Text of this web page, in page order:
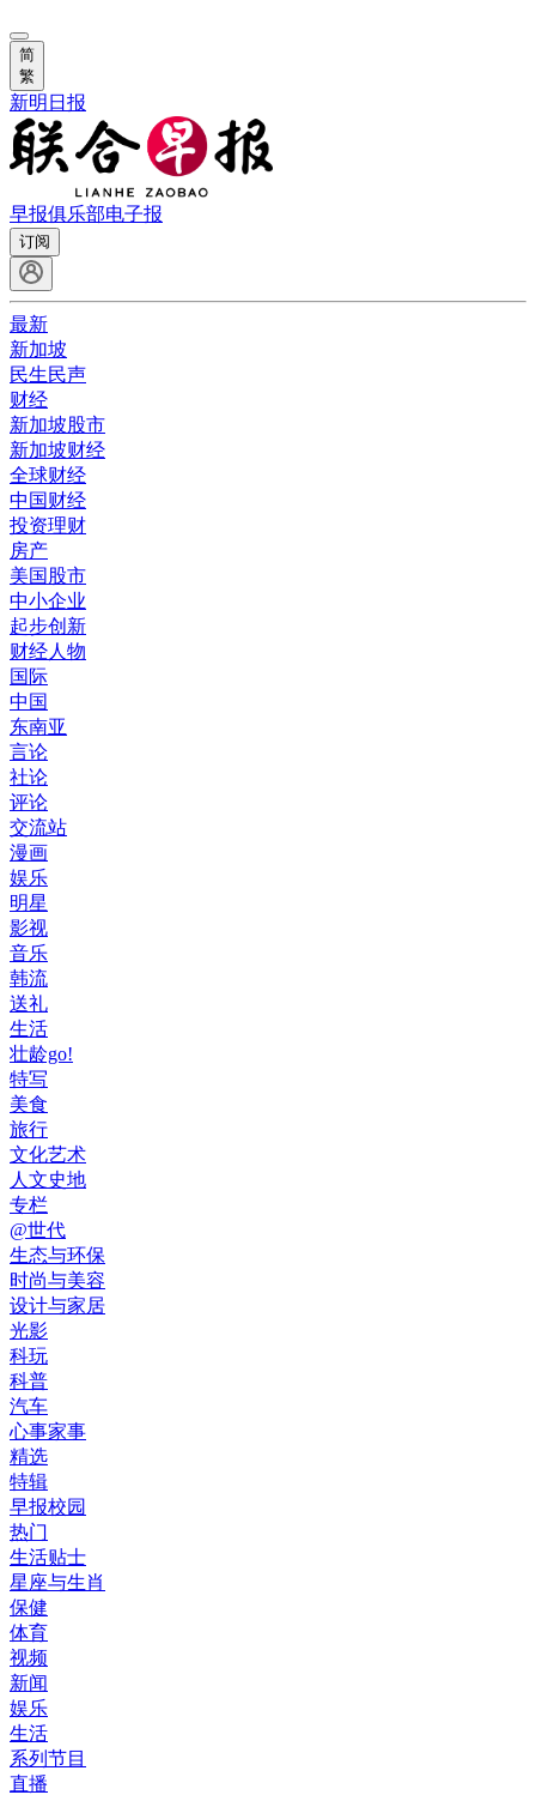
简
繁
新明日报
早报俱乐部电子报
订阅
最新
新加坡
民生民声
财经
新加坡股市
新加坡财经
全球财经
中国财经
投资理财
房产
美国股市
中小企业
起步创新
财经人物
国际
中国
东南亚
言论
社论
评论
交流站
漫画
娱乐
明星
影视
音乐
韩流
送礼
生活
壮龄go!
特写
美食
旅行
文化艺术
人文史地
专栏
@世代
生态与环保
时尚与美容
设计与家居
光影
科玩
科普
汽车
心事家事
精选
特辑
早报校园
热门
生活贴士
星座与生肖
保健
体育
视频
新闻
娱乐
生活
系列节目
直播